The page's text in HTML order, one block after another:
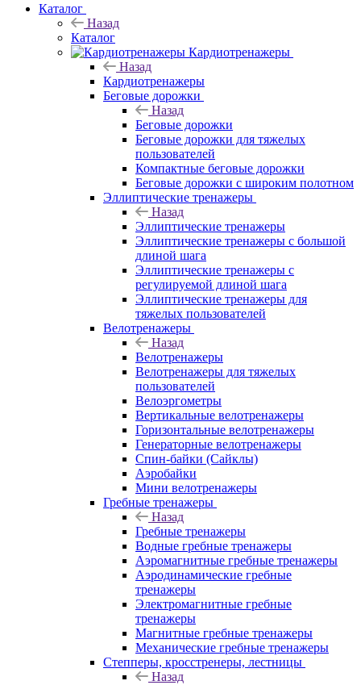
Каталог
Назад
Каталог
Кардиотренажеры
Назад
Кардиотренажеры
Беговые дорожки
Назад
Беговые дорожки
Беговые дорожки для тяжелых
пользователей
Компактные беговые дорожки
Беговые дорожки с широким полотном
Эллиптические тренажеры
Назад
Эллиптические тренажеры
Эллиптические тренажеры с большой
длиной шага
Эллиптические тренажеры с
регулируемой длиной шага
Эллиптические тренажеры для
тяжелых пользователей
Велотренажеры
Назад
Велотренажеры
Велотренажеры для тяжелых
пользователей
Велоэргометры
Вертикальные велотренажеры
Горизонтальные велотренажеры
Генераторные велотренажеры
Спин-байки (Сайклы)
Аэробайки
Мини велотренажеры
Гребные тренажеры
Назад
Гребные тренажеры
Водные гребные тренажеры
Аэромагнитные гребные тренажеры
Аэродинамические гребные
тренажеры
Электромагнитные гребные
тренажеры
Магнитные гребные тренажеры
Механические гребные тренажеры
Степперы, кросстренеры, лестницы
Назад